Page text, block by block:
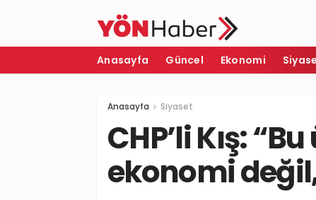
Anasayfa Güncel Ekonomi
Anasayfa Siyaset
CHP’li Kış:
ekonomi